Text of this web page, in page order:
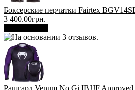
Боксерские перчатки Fairtex
3 400.00грн.
Рашгард Venum No Gi IBJJF